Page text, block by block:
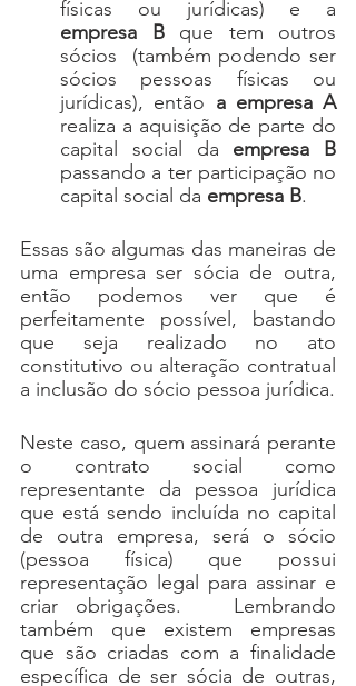
empresa B que tem outros
sócios  (também podendo ser
sócios pessoas físicas ou
jurídicas), então
a empresa A
realiza a aquisição de parte do
capital social da empresa B
passando a ter participação no
capital social da empresa B.
Essas são algumas das maneiras de
uma empresa ser sócia de outra,
então podemos ver que é
perfeitamente possível, bastando
que seja realizado no ato
constitutivo ou alteração contratual
Neste caso, quem assinará perante
o contrato social como
representante da pessoa jurídica
que está sendo incluída no capital
de outra empresa, será o sócio
(pessoa física) que possui
representação legal para assinar e
criar obrigações.   Lembrando
também que existem empresas
que são criadas com a finalidade
específica de ser sócia de outras,